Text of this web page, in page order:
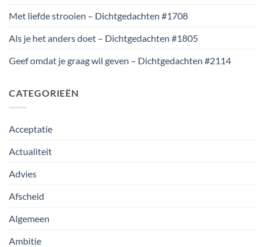
Met liefde strooien – Dichtgedachten #1708
Als je het anders doet – Dichtgedachten #1805
Geef omdat je graag wil geven – Dichtgedachten #2114
CATEGORIEËN
Acceptatie
Actualiteit
Advies
Afscheid
Algemeen
Ambitie